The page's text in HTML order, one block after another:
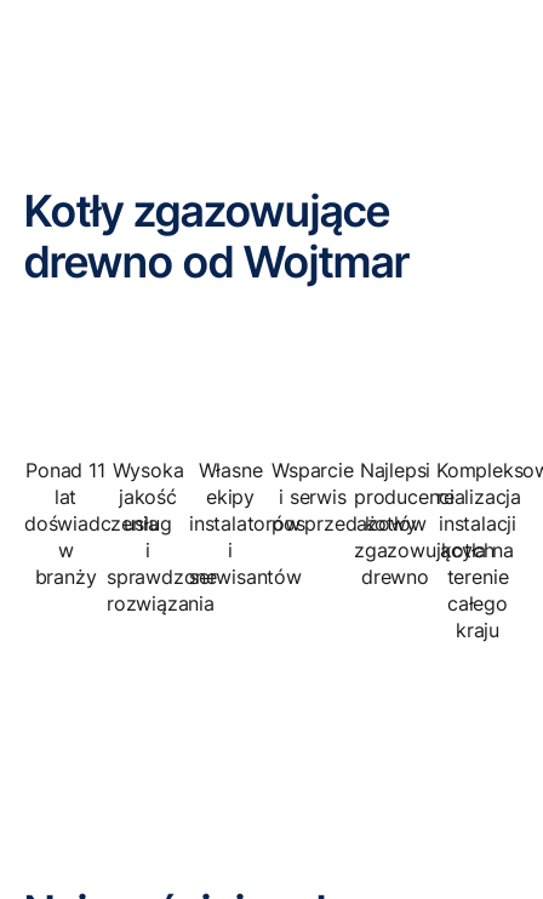
Kotły zgazowujące
drewno od Wojtmar
Ponad 11
lat
doświadczenia
w
branży
Wysoka
jakość
usług
i
sprawdzone
rozwiązania
Własne
ekipy
instalatorów
i
serwisantów
Wsparcie
i serwis
posprzedażowy
Najlepsi
producenci
kotłów
zgazowujących
drewno
realizacja
instalacji
kotła na
terenie
całego
kraju